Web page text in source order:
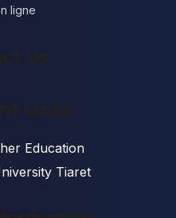
ligne
Us
Links
Education
Tiaret